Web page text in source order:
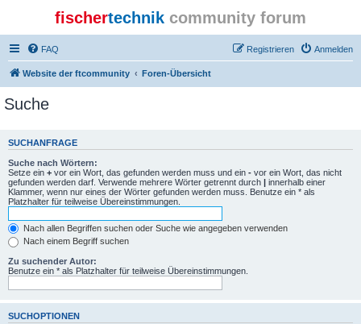
fischertechnik community forum
FAQ Anmelden
Registrieren
Website der ftcommunity Foren-Übersicht
Suche
SUCHANFRAGE
Suche nach Wörtern:
Setze ein + vor ein Wort, das gefunden werden muss und ein - vor ein Wort, das nicht
gefunden werden darf. Verwende mehrere Wörter getrennt durch | innerhalb einer
Klammer, wenn nur eines der Wörter gefunden werden muss. Benutze ein * als
Platzhalter für teilweise Übereinstimmungen.
Nach allen Begriffen suchen oder Suche wie angegeben verwenden
Nach einem Begriff suchen
Zu suchender Autor:
Benutze ein * als Platzhalter für teilweise Übereinstimmungen.
SUCHOPTIONEN